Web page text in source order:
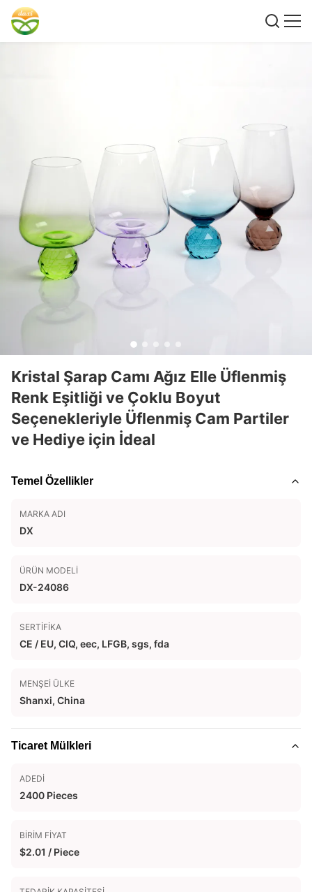
Kristal Şarap Camı Ağız Elle Üflenmiş
Renk Eşitliği ve Çoklu Boyut
Seçenekleriyle Üflenmiş Cam Partiler
ve Hediye için İdeal
Temel Özellikler
MARKA ADI
DX
ÜRÜN MODELI
DX-24086
SERTIFIKA
CE / EU, CIQ, eec, LFGB, sgs, fda
MENŞEI ÜLKE
Shanxi, China
Ticaret Mülkleri
ADEDI
2400 Pieces
BIRIM FIYAT
$2.01 / Piece